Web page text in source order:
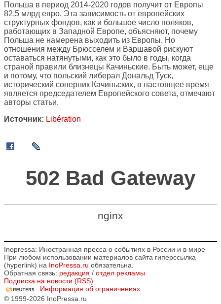
Польша в период 2014-2020 годов получит от Европы
82,5 млрд евро. Эта зависимость от европейских
структурных фондов, как и большое число поляков,
работающих в Западной Европе, объясняют, почему
Польша не намерена выходить из Европы. Но
отношения между Брюсселем и Варшавой рискуют
оставаться натянутыми, как это было в годы, когда
страной правили близнецы Качиньские. Быть может, еще
и потому, что польский либерал Дональд Туск,
исторический соперник Качиньских, в настоящее время
является председателем Европейского совета, отмечают
авторы статьи.
Источник: Libération
502 Bad Gateway
nginx
Inopressa: Иностранная пресса о событиях в России и в мире
При любом использовании материалов сайта гиперссылка
(hyperlink) на InoPressa.ru обязательна.
Обратная связь: редакция / отдел рекламы
Подписка на новости (RSS)
Информация об ограничениях
© 1999-2026 InoPressa.ru